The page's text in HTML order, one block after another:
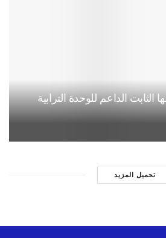
الثابت الداعم للوحدة الترابية
تحميل المزيد